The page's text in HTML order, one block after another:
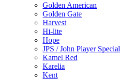
Golden American
Golden Gate
Harvest
Hi-lite
Hope
JPS / John Player Special
Kamel Red
Karelia
Kent